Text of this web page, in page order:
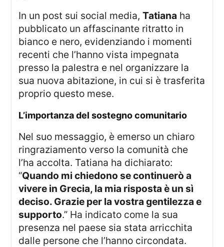
In un post sui social media,Tatiana ha
pubblicato un affascinante ritratto in
bianco e nero, evidenziando i momenti
recenti che l’hanno vista impegnata
presso la palestra e nel organizzare la
sua nuova abitazione, in cui si è trasferita
proprio questo mese.
l’importanza del sostegno comunitario
Nel suo messaggio, è emerso un chiaro
ringraziamento verso la comunità che
l’ha accolta. Tatiana ha dichiarato:
“Quando mi chiedono se continuerò a
vivere in Grecia, la mia risposta è un sì
deciso. Grazie per la vostra gentilezza e
supporto.” Ha indicato come la sua
presenza nel paese sia stata arricchita
dalle persone che l’hanno circondata.